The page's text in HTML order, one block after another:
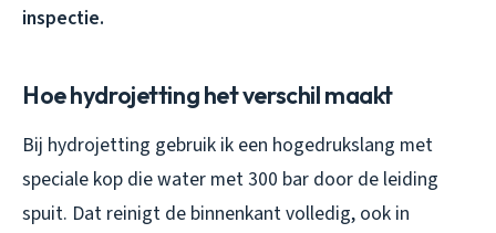
inspectie.
Hoe hydrojetting het verschil maakt
Bij hydrojetting gebruik ik een hogedrukslang met
speciale kop die water met 300 bar door de leiding
spuit. Dat reinigt de binnenkant volledig, ook in